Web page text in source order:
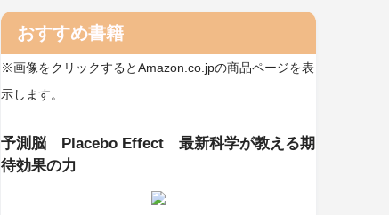
おすすめ書籍
※画像をクリックするとAmazon.co.jpの商品ページを表
示します。
予測脳 Placebo Effect 最新科学が教える期
待効果の力